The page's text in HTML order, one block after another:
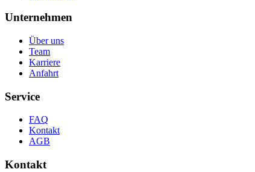
Unternehmen
Über uns
Team
Karriere
Anfahrt
Service
FAQ
Kontakt
AGB
Kontakt